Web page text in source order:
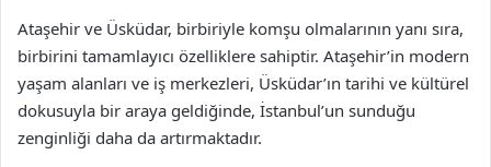
Ataşehir ve Üsküdar, birbiriyle komşu olmalarının yanı sıra,
birbirini tamamlayıcı özelliklere sahiptir. Ataşehir’in modern
yaşam alanları ve iş merkezleri, Üsküdar’ın tarihi ve kültürel
dokusuyla bir araya geldiğinde, İstanbul’un sunduğu
zenginliği daha da artırmaktadır.